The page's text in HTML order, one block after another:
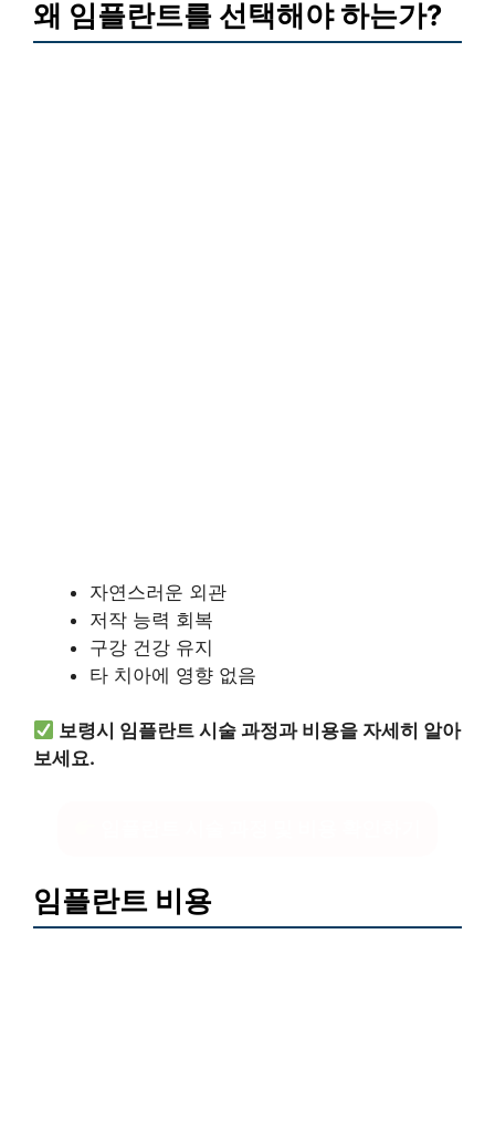
왜 임플란트를 선택해야 하는가?
자연스러운 외관
저작 능력 회복
구강 건강 유지
타 치아에 영향 없음
보령시 임플란트 시술 과정과 비용을 자세히 알아
보세요.
임플란트 비용